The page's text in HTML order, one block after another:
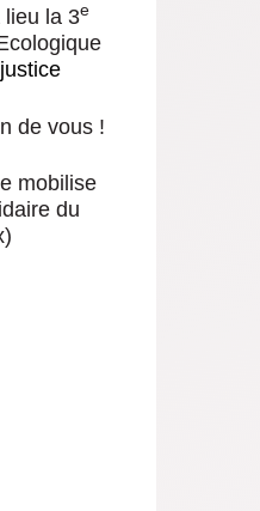
lieu la 3e
de vous !
mobilise
du